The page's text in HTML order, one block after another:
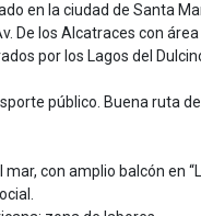
en la ciudad de Santa
De los Alcatraces con
por los Lagos del
público. Buena ruta de
con amplio balcón en